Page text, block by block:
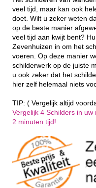
veel tijd, maar kan ook
doet. Wilt u zeker weten
op de beste manier
veel tijd aan kwijt bent?
Zevenhuizen in om het
voeren. Op deze manier
schilderwerk op de juiste
u ook zeker dat het
hier zelf helemaal niets
TIP: ( Vergelijk altijd
Vergelijk 4 Schilders in
2 minuten tijd!